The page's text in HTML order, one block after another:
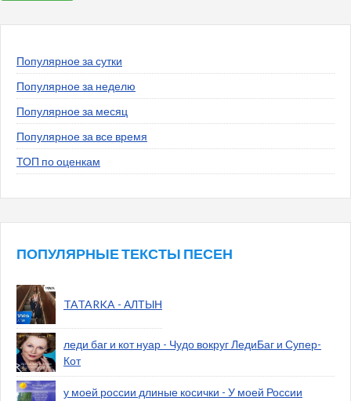
Популярное за сутки
Популярное за неделю
Популярное за месяц
Популярное за все время
ТОП по оценкам
ПОПУЛЯРНЫЕ ТЕКСТЫ ПЕСЕН
TATARKA - АЛТЫН
леди баг и кот нуар - Чудо вокруг ЛедиБаг и Супер-
Кот
у моей россии длиные косички - У моей России